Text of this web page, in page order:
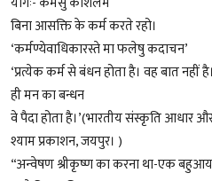
बिना आसक्ति के कर्म करते रहो।
‘कर्मण्येवाधिकारस्ते मा फलेषु कदाचन’
‘प्रत्येक कर्म से बंधन होता है। वह बात
ही मन का बन्धन
वे पैदा होता है।’(भारतीय संस्कृति आधार
श्याम प्रकाशन, जयपुर। )
“अन्वेषण श्रीकृष्ण का करना था-एक